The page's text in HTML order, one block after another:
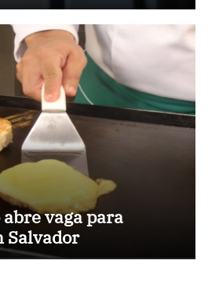
vaga para
Salvador